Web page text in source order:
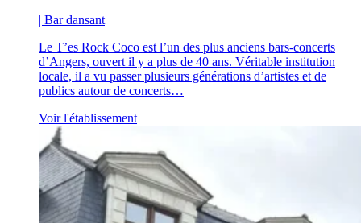
| Bar dansant
Le T’es Rock Coco est l’un des plus anciens bars-concerts
d’Angers, ouvert il y a plus de 40 ans. Véritable institution
locale, il a vu passer plusieurs générations d’artistes et de
publics autour de concerts…
Voir l'établissement